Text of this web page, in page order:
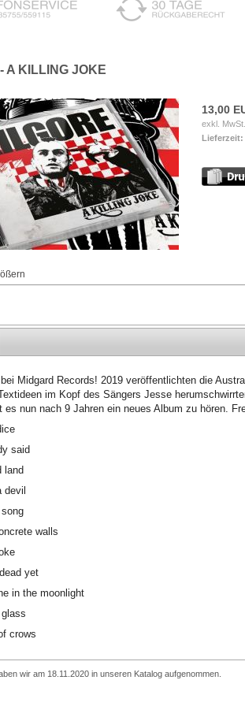
A KILLING JOKE
13,00
exkl.
Lieferzeit:
Midgard Records! 2019 veröffentlichten die
im Kopf des Sängers Jesse
es nun nach 9 Jahren ein neues Album zu hören.
said
land
devil
walls
yet
in the moonlight
crows
wir am 18.11.2020 in unseren Katalog aufgenommen.